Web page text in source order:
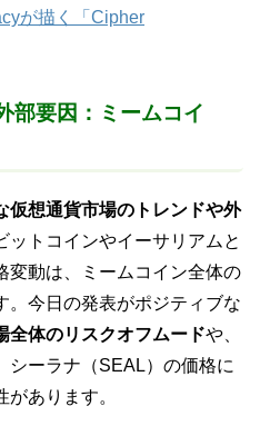
が描く「Cipher
部要因：ミームコイ
仮想通貨市場のトレンドや外
ットコインやイーサリアムと
変動は、ミームコイン全体の
。今日の発表がポジティブな
全体のリスクオフムードや、
シーラナ（SEAL）の価格に
があります。